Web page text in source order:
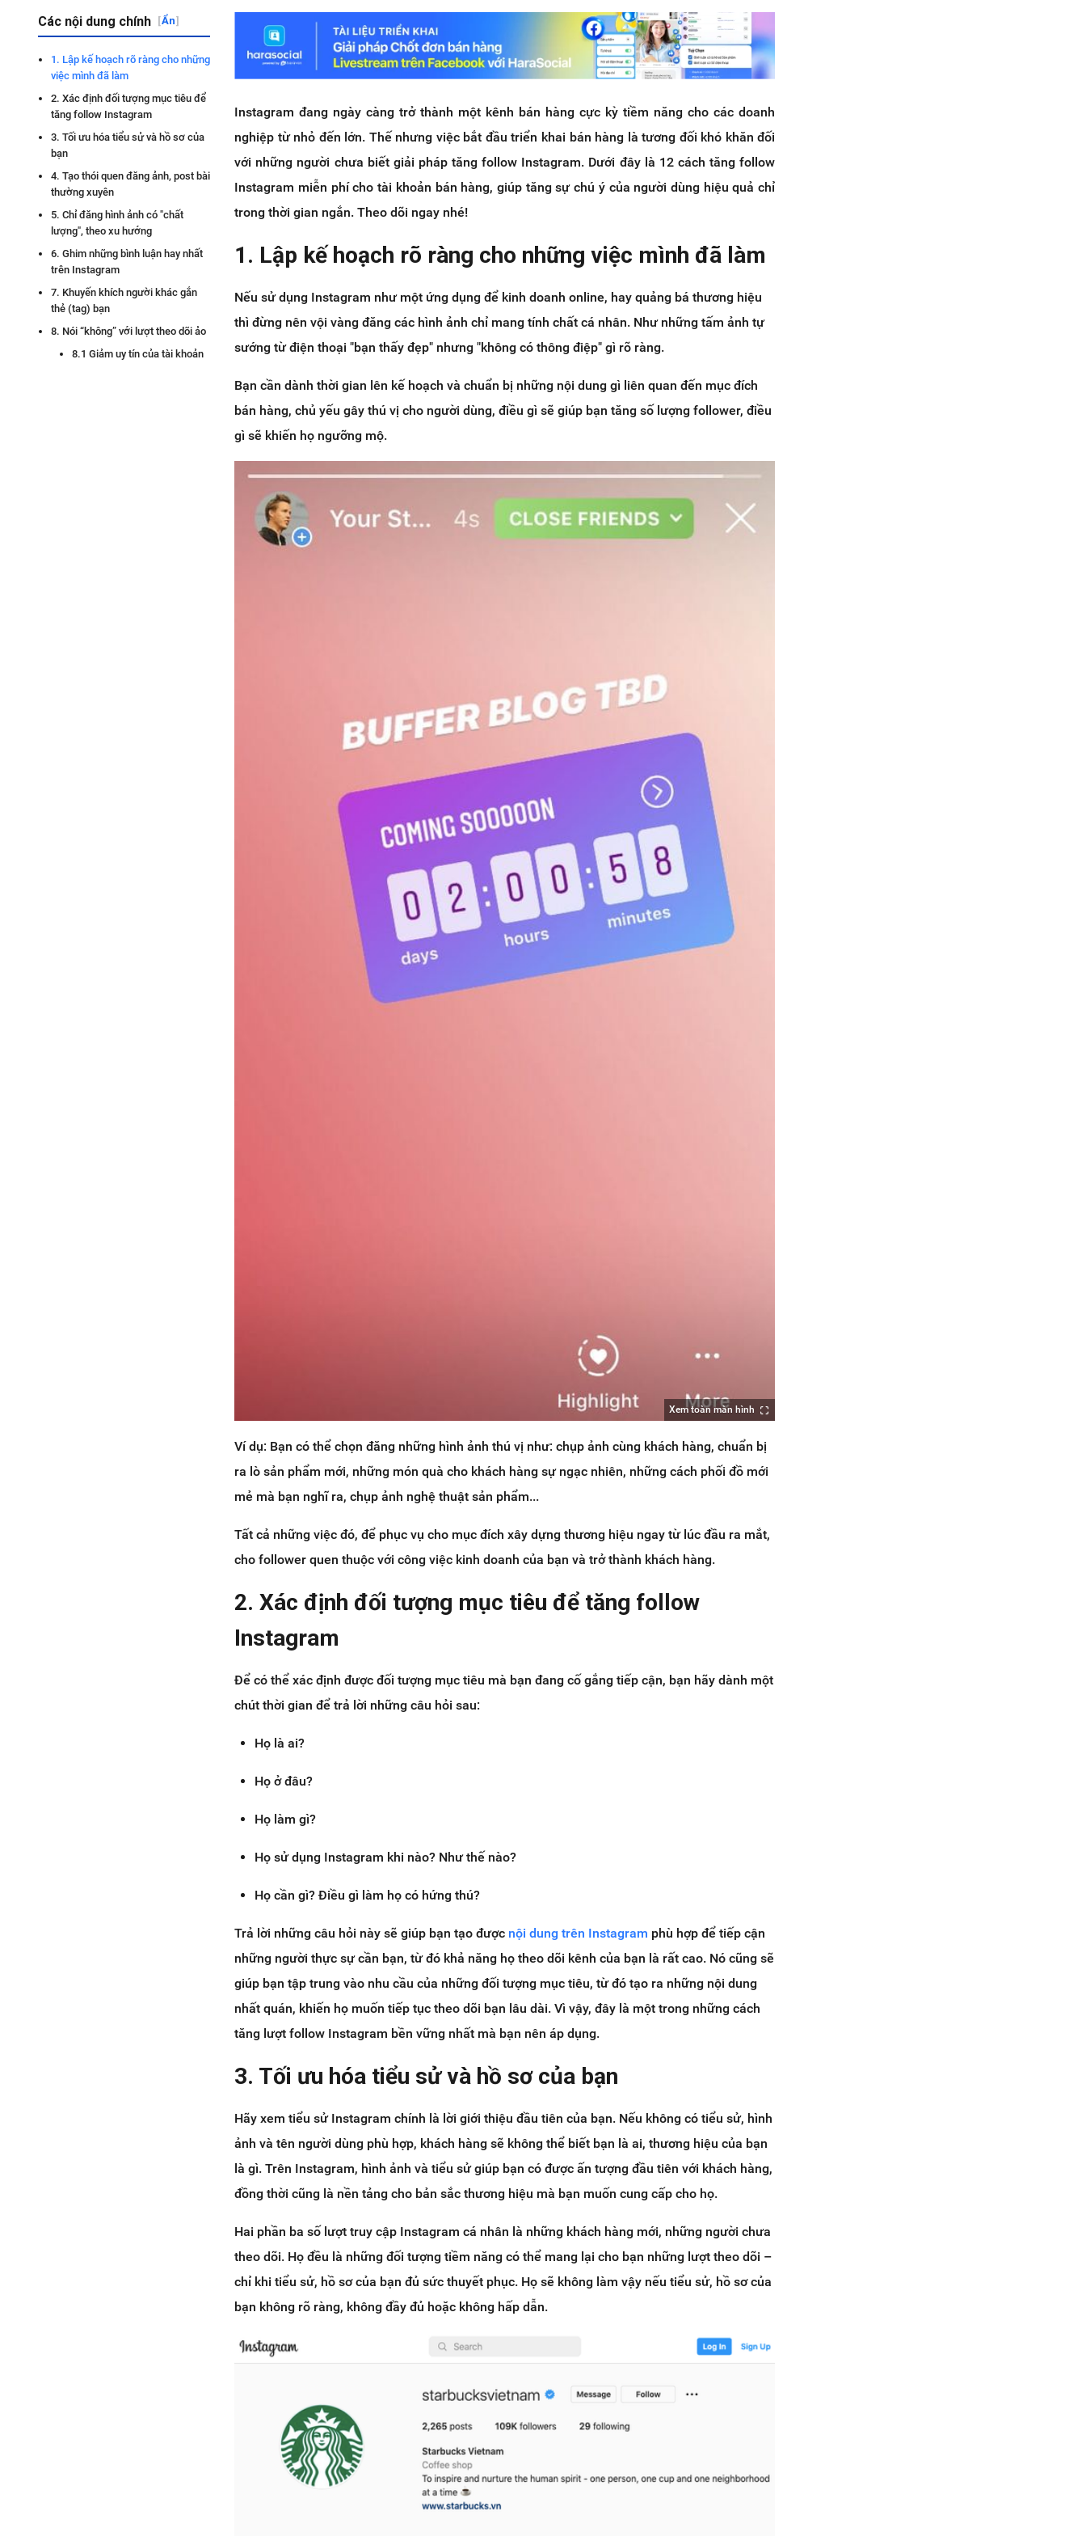
Các nội dung chính [Ẩn]
1. Lập kế hoạch rõ ràng cho những
việc mình đã làm
2. Xác định đối tượng mục tiêu để
tăng follow Instagram
3. Tối ưu hóa tiểu sử và hồ sơ của
bạn
4. Tạo thói quen đăng ảnh, post bài
thường xuyên
5. Chỉ đăng hình ảnh có "chất
lượng", theo xu hướng
6. Ghim những bình luận hay nhất
trên Instagram
7. Khuyến khích người khác gắn
thẻ (tag) bạn
8. Nói “không” với lượt theo dõi ảo
8.1 Giảm uy tín của tài khoản
Instagram đang ngày càng trở thành một kênh bán hàng cực kỳ tiềm năng cho các doanh
nghiệp từ nhỏ đến lớn. Thế nhưng việc bắt đầu triển khai bán hàng là tương đối khó khăn đối
với những người chưa biết giải pháp tăng follow Instagram. Dưới đây là 12 cách tăng follow
Instagram miễn phí cho tài khoản bán hàng, giúp tăng sự chú ý của người dùng hiệu quả chỉ
trong thời gian ngắn. Theo dõi ngay nhé!
1. Lập kế hoạch rõ ràng cho những việc mình đã làm
Nếu sử dụng Instagram như một ứng dụng để kinh doanh online, hay quảng bá thương hiệu
thì đừng nên vội vàng đăng các hình ảnh chỉ mang tính chất cá nhân. Như những tấm ảnh tự
sướng từ điện thoại "bạn thấy đẹp" nhưng "không có thông điệp" gì rõ ràng.
Bạn cần dành thời gian lên kế hoạch và chuẩn bị những nội dung gì liên quan đến mục đích
bán hàng, chủ yếu gây thú vị cho người dùng, điều gì sẽ giúp bạn tăng số lượng follower, điều
gì sẽ khiến họ ngưỡng mộ.
Xem toàn màn hình
Ví dụ: Bạn có thể chọn đăng những hình ảnh thú vị như: chụp ảnh cùng khách hàng, chuẩn bị
ra lò sản phẩm mới, những món quà cho khách hàng sự ngạc nhiên, những cách phối đồ mới
mẻ mà bạn nghĩ ra, chụp ảnh nghệ thuật sản phẩm...
Tất cả những việc đó, để phục vụ cho mục đích xây dựng thương hiệu ngay từ lúc đầu ra mắt,
cho follower quen thuộc với công việc kinh doanh của bạn và trở thành khách hàng.
2. Xác định đối tượng mục tiêu để tăng follow
Instagram
Để có thể xác định được đối tượng mục tiêu mà bạn đang cố gắng tiếp cận, bạn hãy dành một
chút thời gian để trả lời những câu hỏi sau:
Họ là ai?
Họ ở đâu?
Họ làm gì?
Họ sử dụng Instagram khi nào? Như thế nào?
Họ cần gì? Điều gì làm họ có hứng thú?
Trả lời những câu hỏi này sẽ giúp bạn tạo được nội dung trên Instagram phù hợp để tiếp cận
những người thực sự cần bạn, từ đó khả năng họ theo dõi kênh của bạn là rất cao. Nó cũng sẽ
giúp bạn tập trung vào nhu cầu của những đối tượng mục tiêu, từ đó tạo ra những nội dung
nhất quán, khiến họ muốn tiếp tục theo dõi bạn lâu dài. Vì vậy, đây là một trong những cách
tăng lượt follow Instagram bền vững nhất mà bạn nên áp dụng.
3. Tối ưu hóa tiểu sử và hồ sơ của bạn
Hãy xem tiểu sử Instagram chính là lời giới thiệu đầu tiên của bạn. Nếu không có tiểu sử, hình
ảnh và tên người dùng phù hợp, khách hàng sẽ không thể biết bạn là ai, thương hiệu của bạn
là gì. Trên Instagram, hình ảnh và tiểu sử giúp bạn có được ấn tượng đầu tiên với khách hàng,
đồng thời cũng là nền tảng cho bản sắc thương hiệu mà bạn muốn cung cấp cho họ.
Hai phần ba số lượt truy cập Instagram cá nhân là những khách hàng mới, những người chưa
theo dõi. Họ đều là những đối tượng tiềm năng có thể mang lại cho bạn những lượt theo dõi –
chỉ khi tiểu sử, hồ sơ của bạn đủ sức thuyết phục. Họ sẽ không làm vậy nếu tiểu sử, hồ sơ của
bạn không rõ ràng, không đầy đủ hoặc không hấp dẫn.